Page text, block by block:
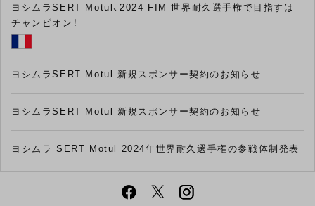
ヨシムラSERT Motul、2024 FIM 世界耐久選手権で目指すは
チャンピオン！
ヨシムラSERT Motul 新規スポンサー契約のお知らせ
ヨシムラSERT Motul 新規スポンサー契約のお知らせ
ヨシムラ SERT Motul 2024年世界耐久選手権の参戦体制発表